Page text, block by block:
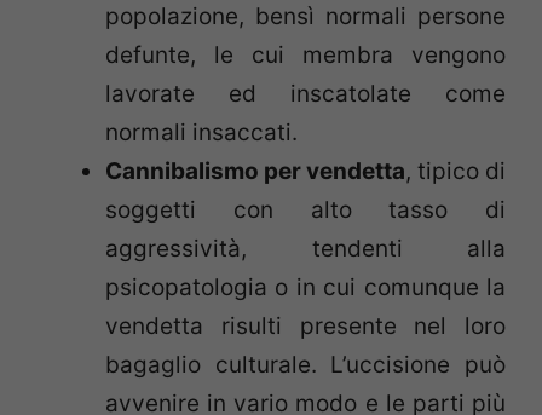
popolazione, bensì normali persone
defunte, le cui membra vengono
lavorate ed inscatolate come
normali insaccati.
Cannibalismo per vendetta, tipico di
soggetti con alto tasso di
aggressività, tendenti alla
psicopatologia o in cui comunque la
vendetta risulti presente nel loro
bagaglio culturale. L’uccisione può
avvenire in vario modo e le parti più